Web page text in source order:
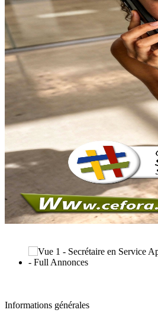
Informations générales